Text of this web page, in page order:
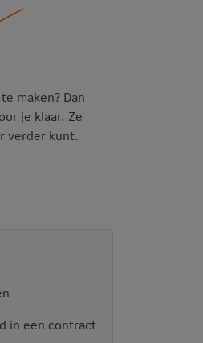
maken? Dan
je klaar. Ze
verder kunt.
in een contract